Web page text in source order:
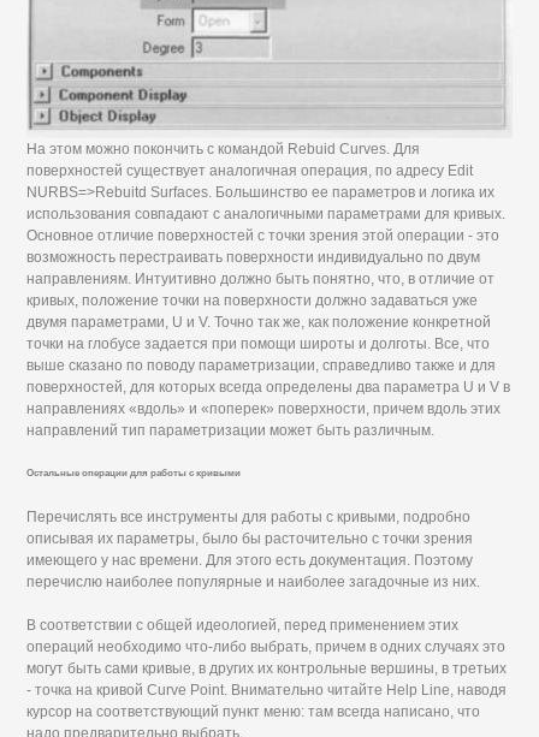
На этом можно покончить с командой Rebuid Curves. Для
поверхностей существует аналогичная операция, по адресу Edit
NURBS=>Rebuitd Surfaces. Большинство ее параметров и логика их
использования совпадают с аналогичными параметрами для кривых.
Основное отличие поверхностей с точки зрения этой операции - это
возможность перестраивать поверхности индивидуально по двум
направлениям. Интуитивно должно быть понятно, что, в отличие от
кривых, положение точки на поверхности должно задаваться уже
двумя параметрами, U и V. Точно так же, как положение конкретной
точки на глобусе задается при помощи широты и долготы. Все, что
выше сказано по поводу параметризации, справедливо также и для
поверхностей, для которых всегда определены два параметра U и V в
направлениях «вдоль» и «поперек» поверхности, причем вдоль этих
направлений тип параметризации может быть различным.
Остальные операции для работы с кривыми
Перечислять все инструменты для работы с кривыми, подробно
описывая их параметры, было бы расточительно с точки зрения
имеющего у нас времени. Для этого есть документация. Поэтому
перечислю наиболее популярные и наиболее загадочные из них.
В соответствии с общей идеологией, перед применением этих
операций необходимо что-либо выбрать, причем в одних случаях это
могут быть сами кривые, в других их контрольные вершины, в третьих
- точка на кривой Curve Point. Внимательно читайте Help Line, наводя
курсор на соответствующий пункт меню: там всегда написано, что
надо предварительно выбрать.